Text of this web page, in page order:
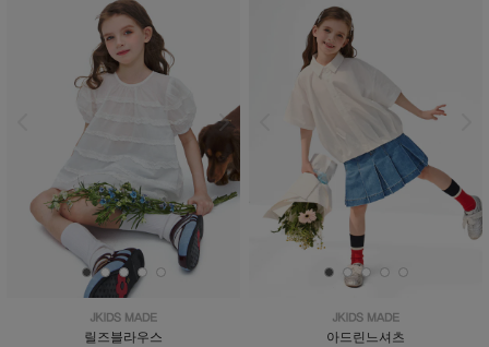
릴즈블라우스 아드린느셔츠